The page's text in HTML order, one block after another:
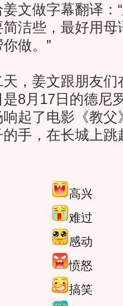
文做字幕翻译：
洁些，最好用母
做。”
姜文跟朋友们
8月17日的德尼
起了电影《教父
手，在长城上
高兴
难过
感动
愤怒
搞笑